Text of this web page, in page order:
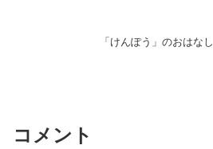
「けんぽう」のおはなし
コメント